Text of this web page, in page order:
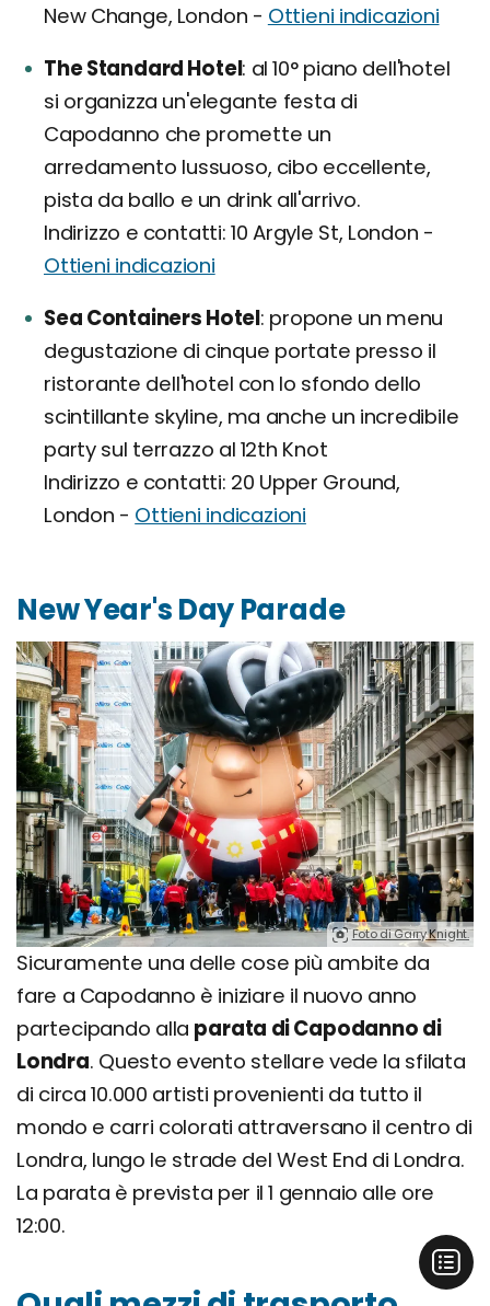
New Change, London - Ottieni indicazioni
The Standard Hotel al 10° piano dell'hotel
si organizza un'elegante festa di
Capodanno che promette un
arredamento lussuoso, cibo eccellente,
pista da ballo e un drink all'arrivo.
Indirizzo e contatti: 10 Argyle St, London -
Ottieni indicazioni
Sea Containers Hotel propone un menu
degustazione di cinque portate presso il
ristorante dell'hotel con lo sfondo dello
scintillante skyline, ma anche un incredibile
party sul terrazzo al 12th Knot
Indirizzo e contatti: 20 Upper Ground,
London - Ottieni indicazioni
New Year's Day Parade
Foto di Garry Knight.
Sicuramente una delle cose più ambite da
fare a Capodanno è iniziare il nuovo anno
partecipando alla parata di Capodanno di
Londra. Questo evento stellare vede la sfilata
di circa 10.000 artisti provenienti da tutto il
mondo e carri colorati attraversano il centro di
Londra, lungo le strade del West End di Londra.
La parata è prevista per il 1 gennaio alle ore
12:00.